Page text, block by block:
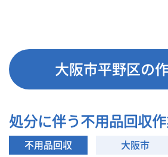
大阪市平野区の
処分に伴う不用品回収作
不用品回収 大阪市